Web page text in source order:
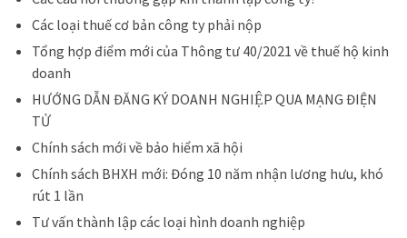
Các loại thuế cơ bản công ty phải nộp
Tổng hợp điểm mới của Thông tư 40/2021 về thuế hộ kinh
doanh
HƯỚNG DẪN ĐĂNG KÝ DOANH NGHIỆP QUA MẠNG ĐIỆN
TỬ
Chính sách mới về bảo hiểm xã hội
Chính sách BHXH mới: Đóng 10 năm nhận lương hưu, khó
rút 1 lần
Tư vấn thành lập các loại hình doanh nghiệp